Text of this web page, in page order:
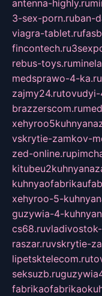
antenna-highly.ru
3-sex-porn.ruban-
viagra-tablet.ru
fincontech.ru
rebus-toys.ru
medsprawo-4-ka.ru
zajmy24.rutovudyi-
brazzerscom.ru
vskrytie-zamkov-
zed-online.ru
xehyroo-5-
guzywia-4-
cs68.ru
raszar.ruvskrytie-
lipetsktelecom.ru
seksuzb.ru